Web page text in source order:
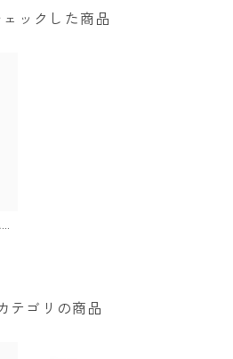
ックした商品
テゴリの商品